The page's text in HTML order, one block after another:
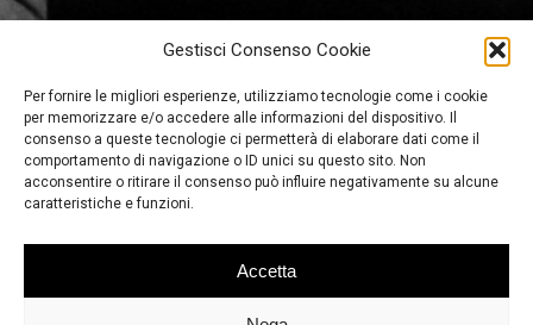
Gestisci Consenso Cookie
Per fornire le migliori esperienze, utilizziamo tecnologie come i cookie
per memorizzare e/o accedere alle informazioni del dispositivo. Il
consenso a queste tecnologie ci permetterà di elaborare dati come il
comportamento di navigazione o ID unici su questo sito. Non
acconsentire o ritirare il consenso può influire negativamente su alcune
caratteristiche e funzioni.
Accetta